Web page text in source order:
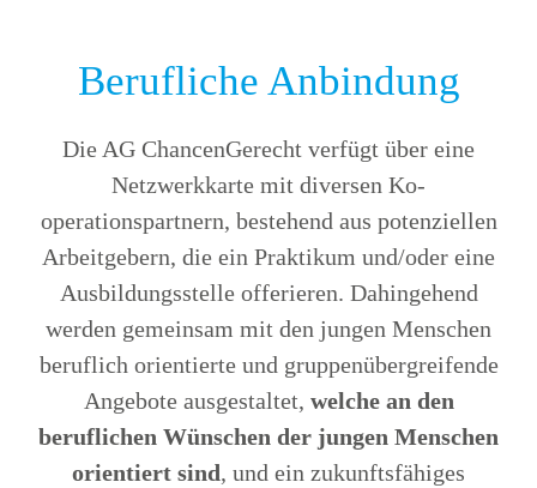
Berufliche Anbindung
Die AG ChancenGerecht verfügt über eine
Netzwerkkarte mit diversen Ko­
operationspartnern, bestehend aus potenziellen
Arbeitgebern, die ein Praktikum und/oder eine
Ausbildungsstelle offerieren. Dahingehend
werden gemeinsam mit den jungen Menschen
beruflich orientierte und gruppenübergreifende
Angebote ausgestaltet, welche an den
beruflichen Wünschen der jungen Menschen
orientiert sind, und ein zukunftsfähiges